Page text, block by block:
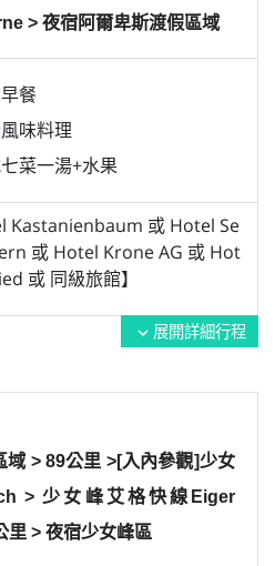
> 夜宿阿爾卑斯渡假區域
餐
味料理
菜一湯+水果
Kastanienbaum 或 Hotel Se
或 Hotel Krone AG 或 Hot
或 同級旅館】
expand_more 展開詳細行程
域 > 89公里 >[入內參觀]少女
> 少女峰艾格快線Eiger
里 > 夜宿少女峰區